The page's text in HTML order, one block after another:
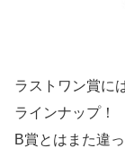
ラストワン賞に
ラインナップ！
B賞とはまた違